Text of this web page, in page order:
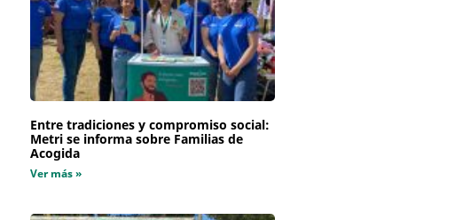
Entre tradiciones y compromiso social:
Metri se informa sobre Familias de
Acogida
Ver más »